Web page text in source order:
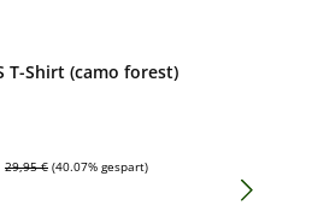
T-Shirt (camo forest)
Regulärer Preis:
29,95 € (40.07% gespart)